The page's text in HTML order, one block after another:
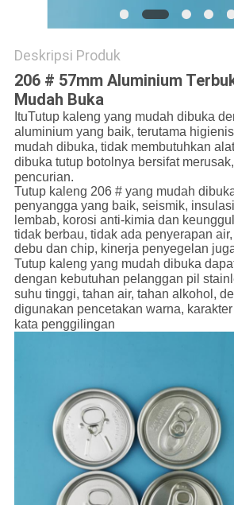
Deskripsi Produk
206 # 57mm Aluminium
Mudah Buka
ItuTutup kaleng yang mudah dibuka
aluminium yang baik, terutama
mudah dibuka, tidak membutuhkan
dibuka tutup botolnya bersifat
pencurian.
Tutup kaleng 206 # yang mudah
penyangga yang baik, seismik,
lembab, korosi anti-kimia dan
tidak berbau, tidak ada penyerapan
debu dan chip, kinerja penyegelan
Tutup kaleng yang mudah dibuka
dengan kebutuhan pelanggan pil
suhu tinggi, tahan air, tahan alkohol,
digunakan pencetakan warna,
kata penggilingan